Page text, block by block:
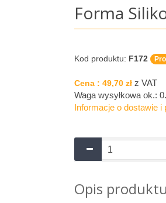
Forma
Kod produktu: F172
Cena : 49,70 zł z VAT
Waga wysyłkowa ok.:
Informacje o dostawie i
Opis